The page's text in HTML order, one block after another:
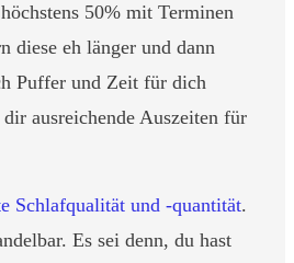
50% mit Terminen
diese eh länger und dann
Puffer und Zeit für dich
ausreichende Auszeiten für
Schlafqualität und -quantität.
Es sei denn, du hast